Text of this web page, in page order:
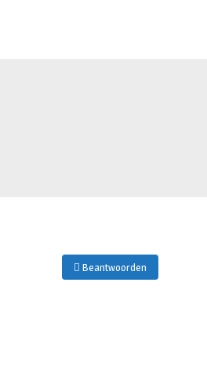
Beantwoorden